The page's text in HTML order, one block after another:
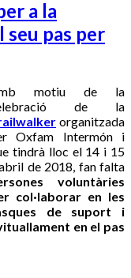
a la
pas per
motiu de la
de la
organitzada
Oxfam Intermón i
tindrà lloc el 14 i 15
de 2018, fan falta
voluntàries
col·laborar en les
de suport i
en el pas